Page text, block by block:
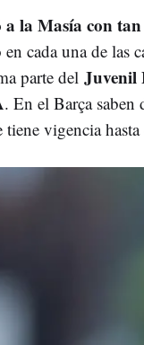
a la Masía con
en cada una de las
parte del Juvenil
. En el Barça
vigencia hasta